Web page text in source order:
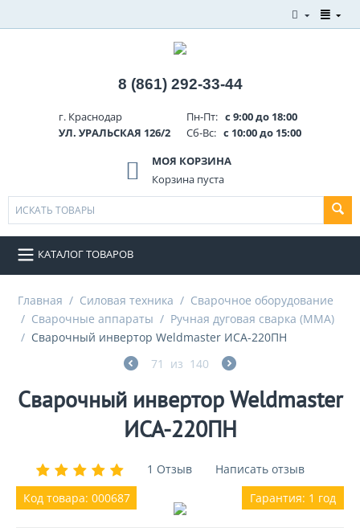
8 (861) 292-33-44
г. Краснодар
УЛ. УРАЛЬСКАЯ 126/2
Пн-Пт: с 9:00 до 18:00
Сб-Вс: с 10:00 до 15:00
МОЯ КОРЗИНА
Корзина пуста
КАТАЛОГ ТОВАРОВ
Главная / Силовая техника / Сварочное оборудование
/ Сварочные аппараты / Ручная дуговая сварка (MMA)
/ Сварочный инвертор Weldmaster ИСА-220ПН
71
из 140
Сварочный инвертор Weldmaster
ИСА-220ПН
1 Отзыв
Написать отзыв
Гарантия: 1 год
Код товара: 000687